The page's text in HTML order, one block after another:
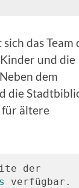
das Team
und die
dem
die
für ältere
der
verfügbar.